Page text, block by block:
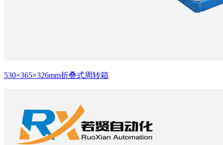
530×365×326mm折叠式周转箱